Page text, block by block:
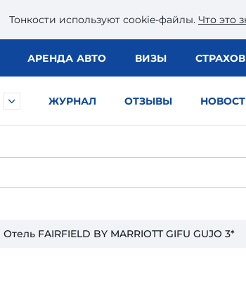
Тонкости используют сookie-файлы. Что это
АРЕНДА АВТО ВИЗЫ
ЖУРНАЛ ОТЗЫВЫ
Отель FAIRFIELD BY MARRIOTT GIFU GUJO 3*